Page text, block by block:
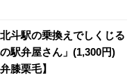
斗駅の乗換えでしくじる
駅弁屋さん」(1,300円)
膝栗毛】